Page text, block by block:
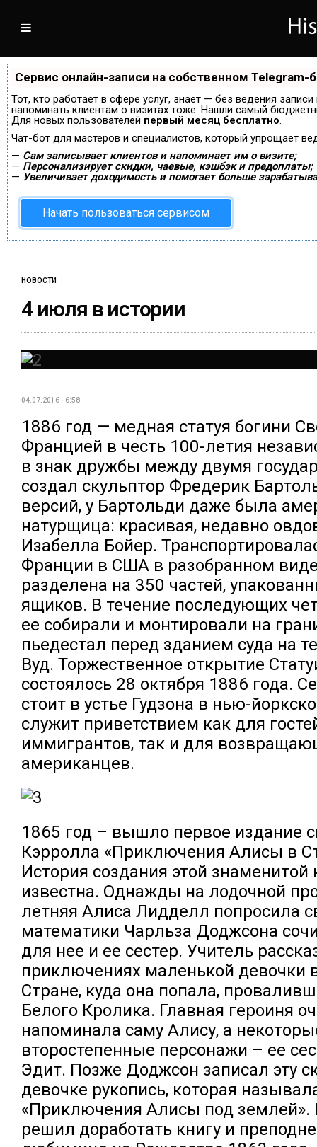
Сервис онлайн-записи на собственном Telegram-
Тот, кто работает в сфере услуг, знает — без ведения
напоминать клиентам о визитах тоже. Нашли самый
Для новых пользователей первый месяц бесплатно.
Чат-бот для мастеров и специалистов, который упрощает
— Сам записывает клиентов и напоминает им о визите;
— Персонализирует скидки, чаевые, кэшбэк и предоплаты;
— Увеличивает доходимость и помогает больше
Начать пользоваться сервисом
НОВОСТИ
4 июля в истории
04.07.2016 - 6:58
1886 год — медная статуя богини
Францией в честь 100-летия
в знак дружбы между двумя
создал скульптор Фредерик
версий, у Бартольди даже была
натурщица: красивая, недавно
Изабелла Бойер.
Франции в США в разобранном
разделена на 350 частей,
ящиков. В течение последующих
ее собирали и монтировали на
пьедестал перед зданием суда на
Вуд. Торжественное открытие
состоялось 28 октября 1886 года.
стоит в устье Гудзона в нью-
служит приветствием как для
иммигрантов, так и для
американцев.
1865 год – вышло первое издание
Кэрролла «Приключения Алисы в
История создания этой знаменитой
известна. Однажды на лодочной
летняя Алиса Лидделл попросила
математики Чарльза Доджсона
для нее и ее сестер. Учитель
приключениях маленькой девочки
Стране, куда она попала,
Белого Кролика. Главная героиня
напоминала саму Алису, а
второстепенные персонажи – ее
Эдит. Позже Доджсон записал эту
девочке рукопись, которая
«Приключения Алисы под землей».
решил доработать книгу и